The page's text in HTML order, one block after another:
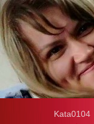
Kata0104